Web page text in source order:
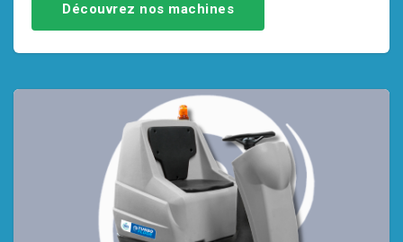
Découvrez nos machines